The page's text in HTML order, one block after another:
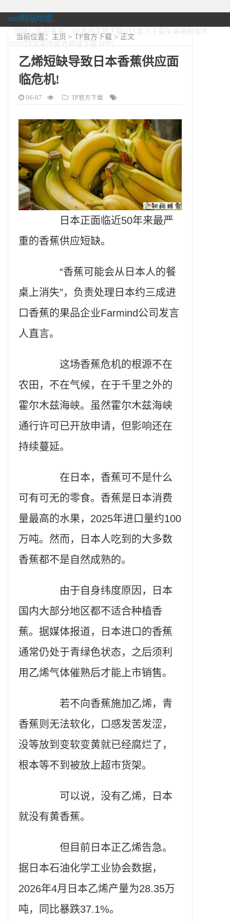
xml网站地图
您好！欢迎来到：TP官方正版下载a|TP官方下载安卓最新版本
2026|TP交易所官方网站下载APP！
当前位置： 主页 > TP官方下载 > 正文
乙烯短缺导致日本香蕉供应面
临危机!
06-07 TP官方下载
日本正面临近50年来最严
重的香蕉供应短缺。
“香蕉可能会从日本人的餐
桌上消失”，负责处理日本约三成进
口香蕉的果品企业Farmind公司发言
人直言。
这场香蕉危机的根源不在
农田，不在气候，在于千里之外的
霍尔木兹海峡。虽然霍尔木兹海峡
通行许可已开放申请，但影响还在
持续蔓延。
在日本，香蕉可不是什么
可有可无的零食。香蕉是日本消费
量最高的水果，2025年进口量约100
万吨。然而，日本人吃到的大多数
香蕉都不是自然成熟的。
由于自身纬度原因，日本
国内大部分地区都不适合种植香
蕉。据媒体报道，日本进口的香蕉
通常仍处于青绿色状态，之后须利
用乙烯气体催熟后才能上市销售。
若不向香蕉施加乙烯，青
香蕉则无法软化，口感发苦发涩，
没等放到变软变黄就已经腐烂了，
根本等不到被放上超市货架。
可以说，没有乙烯，日本
就没有黄香蕉。
但目前日本正乙烯告急。
据日本石油化学工业协会数据，
2026年4月日本乙烯产量为28.35万
吨，同比暴跌37.1%。